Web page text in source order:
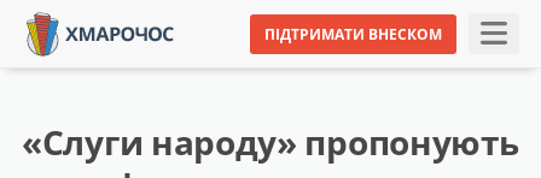
ПІДТРИМАТИ ВНЕСКОМ
«Слуги народу» пропонують